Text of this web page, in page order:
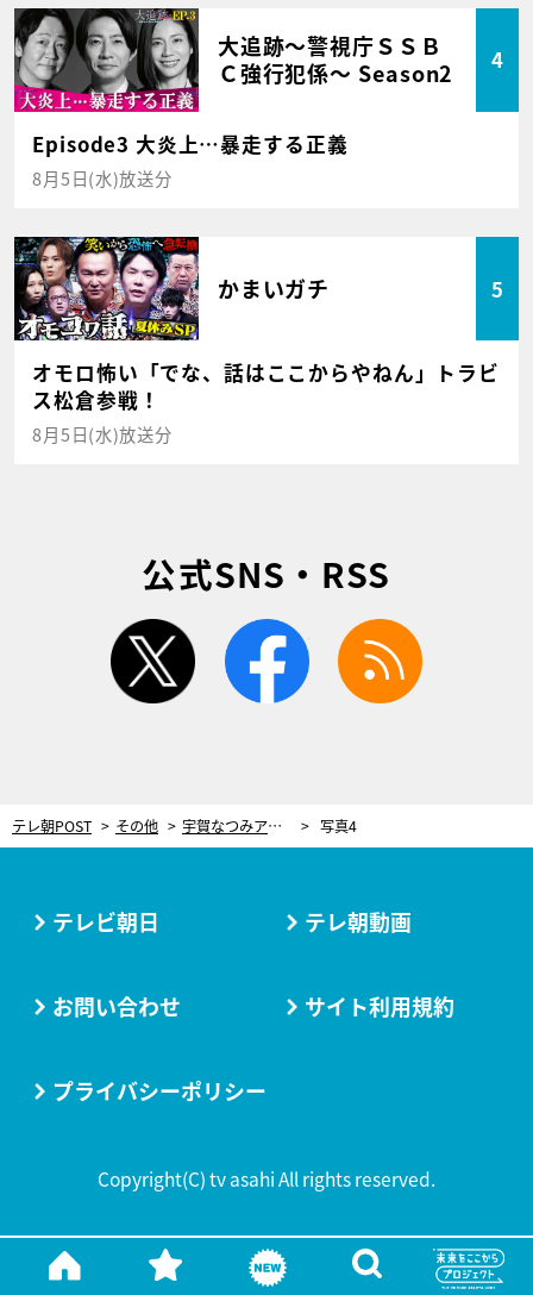
大追跡～警視庁ＳＳＢ
Ｃ強行犯係～ Season2
4
Episode3 大炎上…暴走する正義
8月5日(水)放送分
かまいガチ 5
オモロ怖い「でな、話はここからやねん」トラビ
ス松倉参戦！
8月5日(水)放送分
公式SNS・RSS
twitter facebook
テレ朝POST その他 宇賀なつみアナ、「美味しい」と感嘆の声！“飲めるみりん”で作った梅酒 写真4
テレビ朝日 テレ朝動画
お問い合わせ サイト利用規約
プライバシーポリシー
Copyright(C) tv asahi All rights reserved.